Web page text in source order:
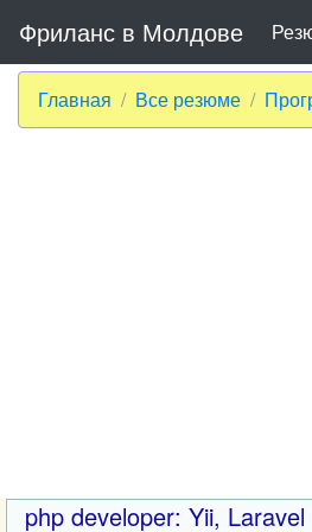
Фриланс в Молдове
Главная Все резюме
php developer: Yii, Laravel